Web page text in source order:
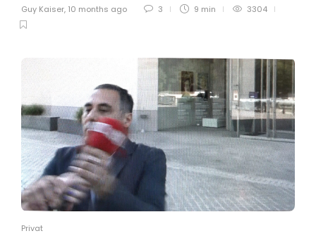
Guy Kaiser, 10 months ago 3 9 min 3304
Privat